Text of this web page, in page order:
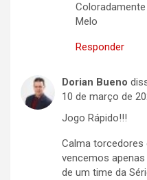
Coloradamente
Melo
Responder
Dorian Bueno
10 de março de
Jogo Rápido!!!
Calma torcedores
vencemos
de um time da